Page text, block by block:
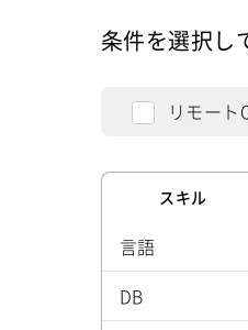
条件を選択し
リモート
スキル
言語
DB